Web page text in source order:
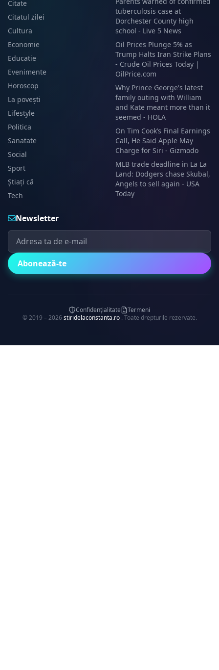
Citate
Citatul zilei
Cultura
Economie
Educatie
Evenimente
Horoscop
La povești
Lifestyle
Politica
Sanatate
Social
Sport
Știați că
Tech
tuberculosis case at
Dorchester County high
school - Live 5 News
Oil Prices Plunge 5% as
Trump Halts Iran Strike Plans
- Crude Oil Prices Today |
OilPrice.com
Why Prince George's latest
family outing with William
and Kate meant more than it
seemed - HOLA
On Tim Cook’s Final Earnings
Call, He Said Apple May
Charge for Siri - Gizmodo
MLB trade deadline in La La
Land: Dodgers chase Skubal,
Angels to sell again - USA
Today
Newsletter
Abonează-te
Confidențialitate
Termeni
© 2019 – 2026 stiridelaconstanta.ro . Toate drepturile rezervate.